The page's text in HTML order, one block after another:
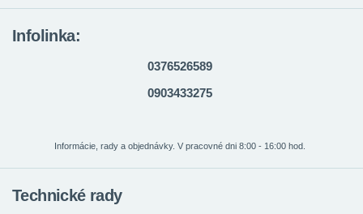
Infolinka:
0376526589
0903433275
Informácie, rady a objednávky. V pracovné dni 8:00 - 16:00 hod.
Technické rady